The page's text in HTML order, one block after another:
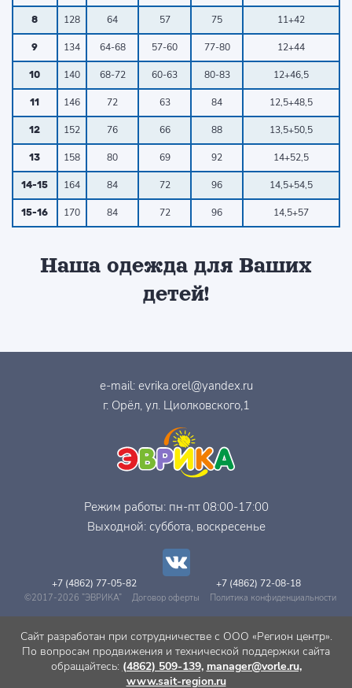
Наша одежда для Ваших
детей!
8 128 64 57 75 11+42
9 134 64-68 57-60 77-80 12+44
10 140 68-72 60-63 80-83 12+46,5
11 146 72 63 84 12,5+48,5
12 152 76 66 88 13,5+50,5
13 158 80 69 92 14+52,5
14-15 164 84 72 96 14,5+54,5
15-16 170 84 72 96 14,5+57
+7 (4862) 77-05-82 +7 (4862) 72-08-18
e-mail: evrika.orel@yandex.ru
г. Орёл, ул. Циолковского,1
Режим работы: пн-пт 08:00-17:00
Выходной: суббота, воскресенье
©2017-2026 ”ЭВРИКА” Договор оферты Политика конфиденциальности
Сайт разработан при сотрудничестве с ООО «Регион центр».
По вопросам продвижения и технической поддержки сайта
обращайтесь: (4862) 509-139, manager@vorle.ru,
www.sait-region.ru